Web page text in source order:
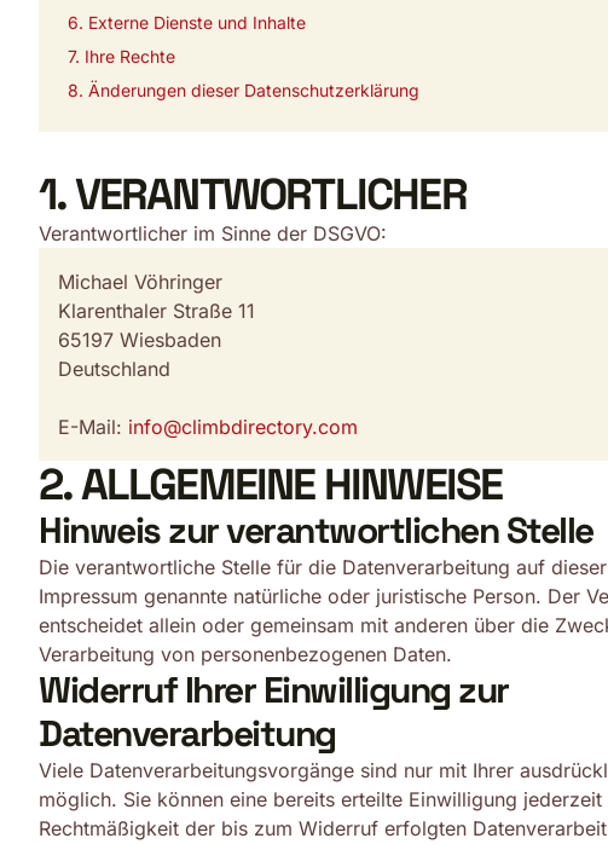
6. Externe Dienste und Inhalte
7. Ihre Rechte
8. Änderungen dieser Datenschutzerklärung
1. VERANTWORTLICHER
Verantwortlicher im Sinne der DSGVO:
Michael Vöhringer
Klarenthaler Straße 11
65197 Wiesbaden
Deutschland
E-Mail: info@climbdirectory.com
2. ALLGEMEINE HINWEISE
Hinweis zur verantwortlichen Stelle
Die verantwortliche Stelle für die Datenverarbeitung auf
Impressum genannte natürliche oder juristische Person. Der
entscheidet allein oder gemeinsam mit anderen über die
Verarbeitung von personenbezogenen Daten.
Widerruf Ihrer Einwilligung zur
Datenverarbeitung
Viele Datenverarbeitungsvorgänge sind nur mit Ihrer
möglich. Sie können eine bereits erteilte Einwilligung
Rechtmäßigkeit der bis zum Widerruf erfolgten